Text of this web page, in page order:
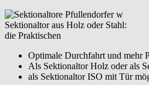
Sektionaltor aus Holz oder Stahl:
die Praktischen
Optimale Durchfahrt und mehr
Als Sektionaltor Holz oder als
als Sektionaltor ISO mit Tür